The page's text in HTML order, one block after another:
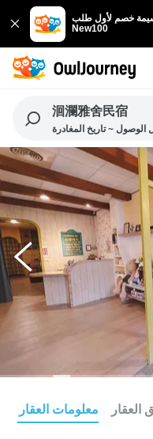
خصم لأول طلب:
New100
洄瀾雅舍民宿
الوصول ~ تاريخ المغادرة
معلومات العقار العقار